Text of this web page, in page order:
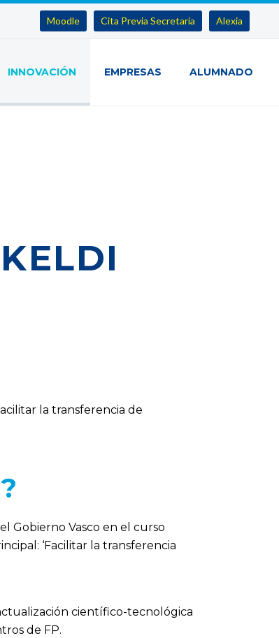
Moodle Cita Previa Secretaria Alexia
INNOVACIÓN EMPRESAS ALUMNADO
la transferencia de
Gobierno Vasco en el curso
‘Facilitar la transferencia
científico-tecnológica
de FP.